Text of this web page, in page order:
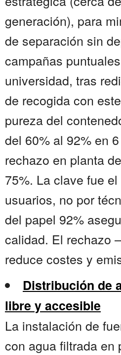
generación), para
de separación sin
campañas
universidad, tras
de recogida con
pureza del
del 60% al 92% en
rechazo en planta
75%. La clave fue
usuarios, no por
del papel 92%
calidad. El rechazo
reduce costes y
Distribución de
libre y accesible
La instalación de
con agua filtrada en